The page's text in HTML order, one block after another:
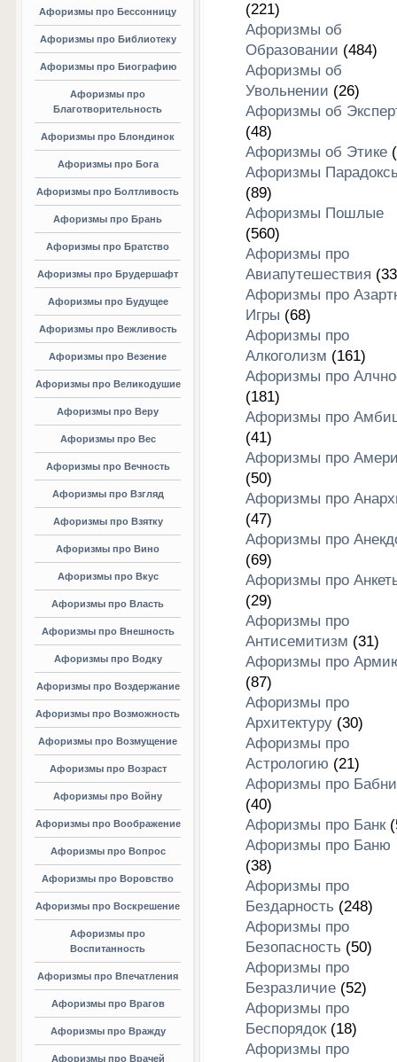
Афоризмы про Бессонницу
Афоризмы про Библиотеку
Афоризмы про Биографию
Афоризмы про
Благотворительность
Афоризмы про Блондинок
Афоризмы про Бога
Афоризмы про Болтливость
Афоризмы про Брань
Афоризмы про Братство
Афоризмы про Брудершафт
Афоризмы про Будущее
Афоризмы про Вежливость
Афоризмы про Везение
Афоризмы про Великодушие
Афоризмы про Веру
Афоризмы про Вес
Афоризмы про Вечность
Афоризмы про Взгляд
Афоризмы про Взятку
Афоризмы про Вино
Афоризмы про Вкус
Афоризмы про Власть
Афоризмы про Внешность
Афоризмы про Водку
Афоризмы про Воздержание
Афоризмы про Возможность
Афоризмы про Возмущение
Афоризмы про Возраст
Афоризмы про Войну
Афоризмы про Воображение
Афоризмы про Вопрос
Афоризмы про Воровство
Афоризмы про Воскрешение
Афоризмы про
Воспитанность
Афоризмы про Впечатления
Афоризмы про Врагов
Афоризмы про Вражду
Афоризмы про Врачей
(221)
Афоризмы об
Образовании (484)
Афоризмы об
Увольнении (26)
Афоризмы об
(48)
Афоризмы об Этике
Афоризмы
(89)
Афоризмы Пошлые
(560)
Афоризмы про
Авиапутешествия
Афоризмы про
Игры (68)
Афоризмы про
Алкоголизм (161)
Афоризмы про
(181)
Афоризмы про
(41)
Афоризмы про
(50)
Афоризмы про
(47)
Афоризмы про
(69)
Афоризмы про
(29)
Афоризмы про
Антисемитизм (31)
Афоризмы про
(87)
Афоризмы про
Архитектуру(30)
Афоризмы про
Астрологию (21)
Афоризмы про
(40)
Афоризмы про Банк
Афоризмы про Баню
(38)
Афоризмы про
Бездарность (248)
Афоризмы про
Безопасность (50)
Афоризмы про
Безразличие(52)
Афоризмы про
Беспорядок(18)
Афоризмы про